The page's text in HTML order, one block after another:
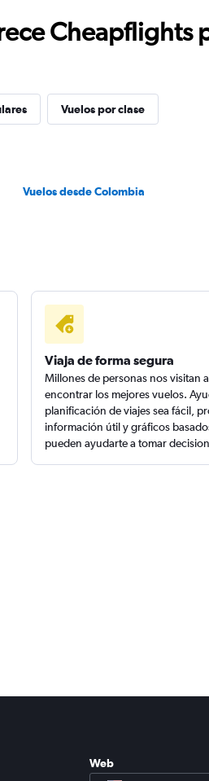
Cheapflights
Vuelos por clase
Vuelos desde Colombia
Viaja de forma segura
Millones de personas nos visitan
encontrar los mejores vuelos.
planificación de viajes sea fácil,
información útil y gráficos
pueden ayudarte a tomar
Web